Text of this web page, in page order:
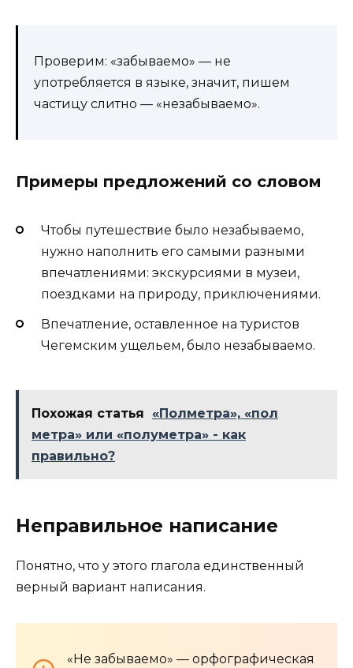
Проверим: «забываемо» — не
употребляется в языке, значит, пишем
частицу слитно — «незабываемо».
Примеры предложений со словом
Чтобы путешествие было незабываемо,
нужно наполнить его самыми разными
впечатлениями: экскурсиями в музеи,
поездками на природу, приключениями.
Впечатление, оставленное на туристов
Чегемским ущельем, было незабываемо.
Похожая статья
«Полметра», «пол
метра» или «полуметра» - как
правильно?
Неправильное написание
Понятно, что у этого глагола единственный
верный вариант написания.
«Не забываемо» — орфографическая